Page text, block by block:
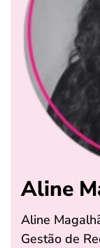
Aline
Aline
Gestão de